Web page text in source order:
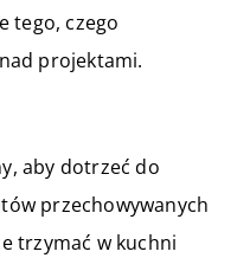
tego, czego
projektami.
aby dotrzeć do
przechowywanych
trzymać w kuchni